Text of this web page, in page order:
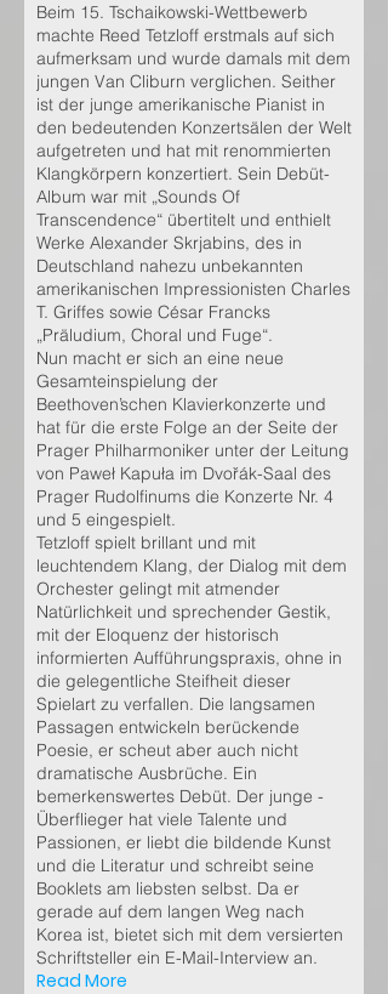
Beim 15. Tschaikowski-Wettbewerb
machte Reed Tetzloff erstmals auf sich
aufmerksam und wurde damals mit dem
jungen Van Cliburn verglichen. Seither
ist der junge amerikanische Pianist in
den bedeutenden Konzertsälen der Welt
aufgetreten und hat mit renommierten
Klangkörpern konzertiert. Sein Debüt-
Album war mit „Sounds Of
Transcendence“ übertitelt und enthielt
Werke Alexander Skrjabins, des in
Deutschland nahezu unbekannten
amerikanischen Impressionisten Charles
T. Griffes sowie César Francks
„Präludium, Choral und Fuge“.
Nun macht er sich an eine neue
Gesamteinspielung der
Beethoven’schen Klavierkonzerte und
hat für die erste Folge an der Seite der
Prager Philharmoniker unter der Leitung
von Paweł Kapuła im Dvořák-Saal des
Prager Rudolfinums die Konzerte Nr. 4
und 5 eingespielt.
Tetzloff spielt brillant und mit
leuchtendem Klang, der Dialog mit dem
Orchester gelingt mit atmender
Natürlichkeit und sprechender Gestik,
mit der Eloquenz der historisch
informierten Aufführungspraxis, ohne in
die gelegentliche Steifheit dieser
Spielart zu verfallen. Die langsamen
Passagen entwickeln berückende
Poesie, er scheut aber auch nicht
dramatische Ausbrüche. Ein
bemerkenswertes Debüt. Der junge ­
Überflieger hat viele Talente und
Passionen, er liebt die bildende Kunst
und die Literatur und schreibt seine
Booklets am liebsten selbst. Da er
gerade auf dem langen Weg nach
Korea ist, bietet sich mit dem versierten
Schriftsteller ein E-Mail-Interview an.
Read More